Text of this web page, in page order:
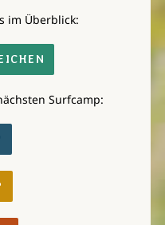
im Überblick:
Surfcamp: